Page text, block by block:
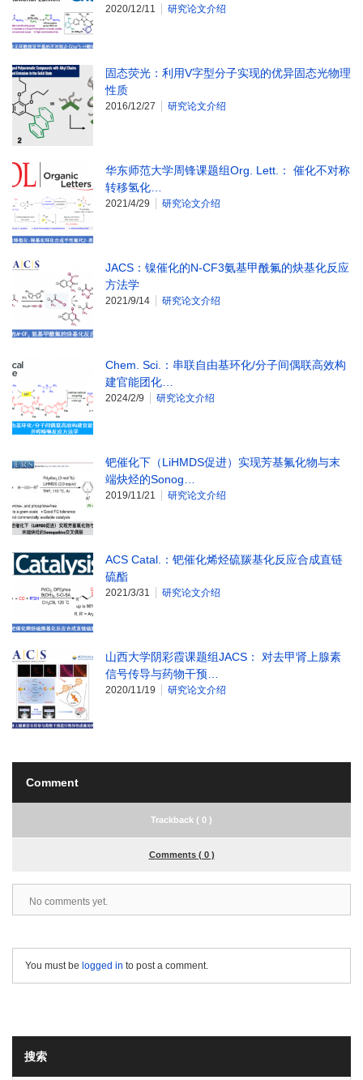
2020/12/11 研究论文介绍
固态荧光：利用V字型分子实现的优异固态光物理
性质
2016/12/27 研究论文介绍
华东师范大学周锋课题组Org. Lett.： 催化不对称
转移氢化…
2021/4/29 研究论文介绍
JACS：镍催化的N-CF3氨基甲酰氟的炔基化反应
方法学
2021/9/14 研究论文介绍
Chem. Sci.：串联自由基环化/分子间偶联高效构
建官能团化…
2024/2/9 研究论文介绍
钯催化下（LiHMDS促进）实现芳基氟化物与末
端炔烃的Sonog…
2019/11/21 研究论文介绍
ACS Catal.：钯催化烯烃硫羰基化反应合成直链
硫酯
2021/3/31 研究论文介绍
山西大学阴彩霞课题组JACS： 对去甲肾上腺素
信号传导与药物干预…
2020/11/19 研究论文介绍
Comment
Trackback ( 0 )
Comments ( 0 )
No comments yet.
You must be logged in to post a comment.
搜索